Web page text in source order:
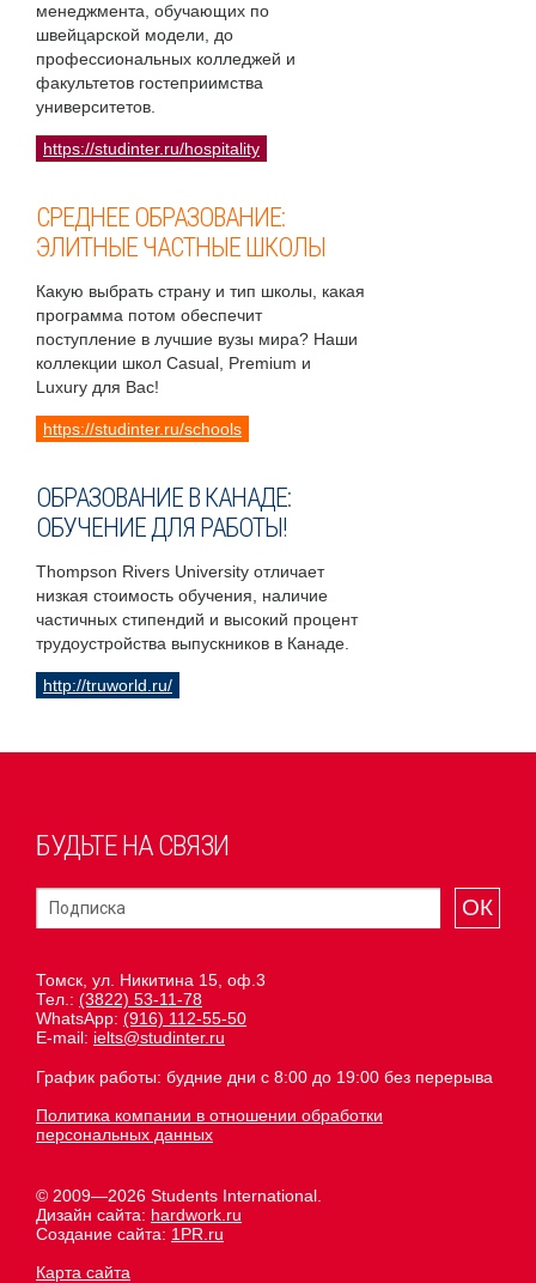
менеджмента, обучающих по
швейцарской модели, до
профессиональных колледжей и
факультетов гостеприимства
университетов.
https://studinter.ru/hospitality
СРЕДНЕЕ ОБРАЗОВАНИЕ:
ЭЛИТНЫЕ ЧАСТНЫЕ ШКОЛЫ
Какую выбрать страну и тип школы, какая
программа потом обеспечит
поступление в лучшие вузы мира? Наши
коллекции школ Casual, Premium и
Luxury для Вас!
https://studinter.ru/schools
ОБРАЗОВАНИЕ В КАНАДЕ:
ОБУЧЕНИЕ ДЛЯ РАБОТЫ!
Thompson Rivers University отличает
низкая стоимость обучения, наличие
частичных стипендий и высокий процент
трудоустройства выпускников в Канаде.
http://truworld.ru/
БУДЬТЕ НА СВЯЗИ
ОК
Томск, ул. Никитина 15, оф.3
Тел.: (3822) 53-11-78
WhatsApp: (916) 112-55-50
E-mail: ielts@studinter.ru
График работы: будние дни с 8:00 до 19:00 без перерыва
Политика компании в отношении обработки
персональных данных
© 2009—2026 Students International.
Дизайн сайта: hardwork.ru
Создание сайта: 1PR.ru
Карта сайта